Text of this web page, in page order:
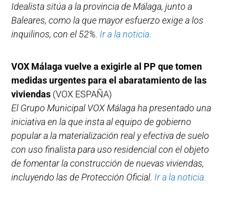
Idealista sitúa a la provincia de Málaga, junto a
Baleares, como la que mayor esfuerzo exige a los
inquilinos, con el 52%. Ir a la noticia.
VOX Málaga vuelve a exigirle al PP que tomen
medidas urgentes para el abaratamiento de las
viviendas (VOX ESPAÑA)
El Grupo Municipal VOX Málaga ha presentado una
iniciativa en la que insta al equipo de gobierno
popular a la materialización real y efectiva de suelo
con uso finalista para uso residencial con el objeto
de fomentar la construcción de nuevas viviendas,
incluyendo las de Protección Oficial. Ir a la noticia.